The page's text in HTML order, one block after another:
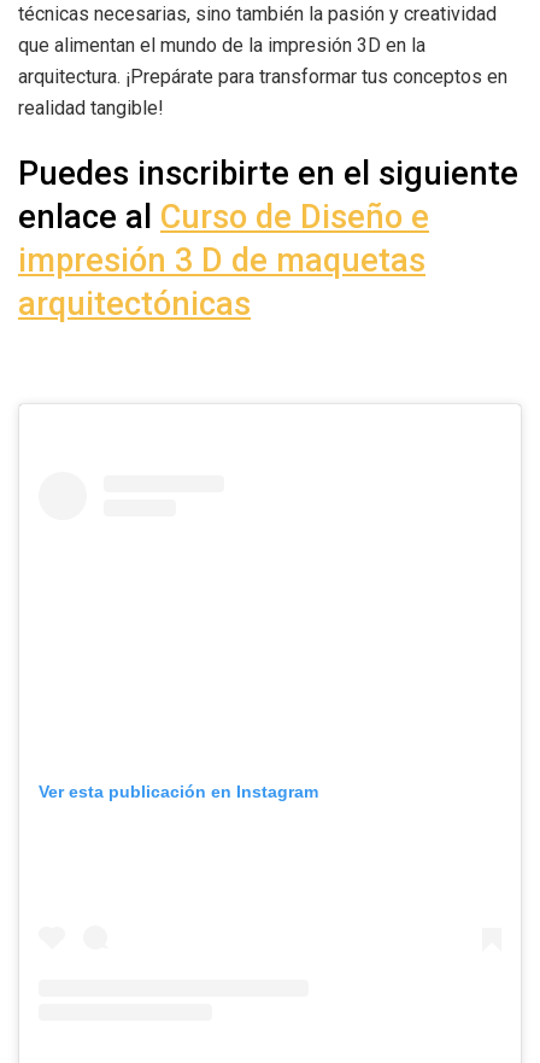
técnicas necesarias, sino también la pasión y creatividad
que alimentan el mundo de la impresión 3D en la
arquitectura. ¡Prepárate para transformar tus conceptos en
realidad tangible!
Puedes inscribirte en el siguiente
enlace al Curso de Diseño e
impresión 3 D de maquetas
arquitectónicas
Ver esta publicación en Instagram